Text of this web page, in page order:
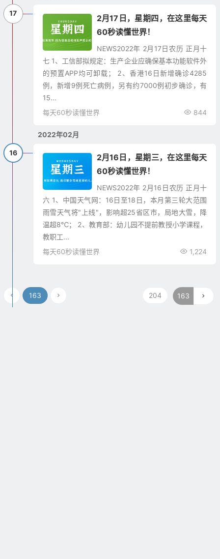
17
2月17日，星期四，在这里每天
60秒读懂世界！
NEWS2022年 2月17日农历 正月十
七 1、工信部拟规定：生产企业应确保基本功能软件外
的预置APP均可卸载； 2、香港16日新增确诊4285
例，新增9例死亡病例，另有约7000例初步确诊，有
15...
每天60秒读懂世界 844
16
2月16日，星期三，在这里每天
60秒读懂世界！
NEWS2022年 2月16日农历 正月十
六 1、中国天气网：16日至18日，本月第三轮大范围
雨雪天气将"上线"，影响超25省区市，局地大雪，降
温超8℃； 2、教育部：幼儿园不提前教授小学课程，
教职工...
2022年02月
每天60秒读懂世界 1,224
204
163